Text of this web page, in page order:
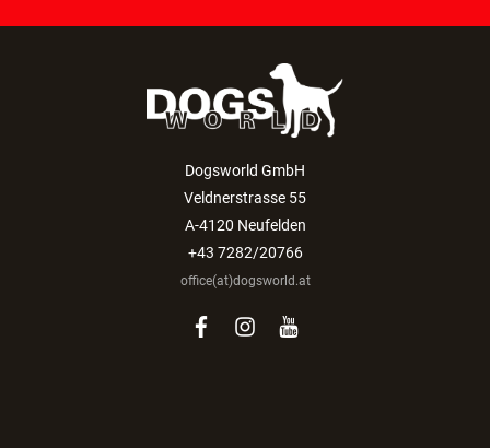
Dogsworld GmbH
Veldnerstrasse 55
A-4120 Neufelden
+43 7282/20766
office(at)dogsworld.at
facebook
instagram
youtube